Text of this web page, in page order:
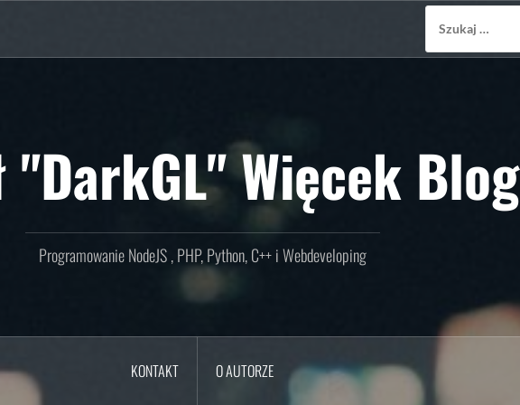
"DarkGL" Więcek Blog
Programowanie NodeJS , PHP, Python, C++ i Webdeveloping
KONTAKT O AUTORZE